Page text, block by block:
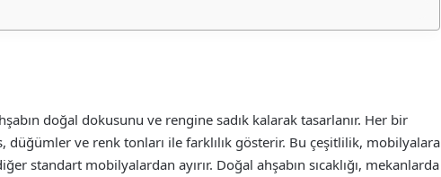
doğal dokusunu ve rengine sadık kalarak tasarlanır. Her bir
düğümler ve renk tonları ile farklılık gösterir. Bu çeşitlilik, mobilyalara
standart mobilyalardan ayırır. Doğal ahşabın sıcaklığı, mekanlarda